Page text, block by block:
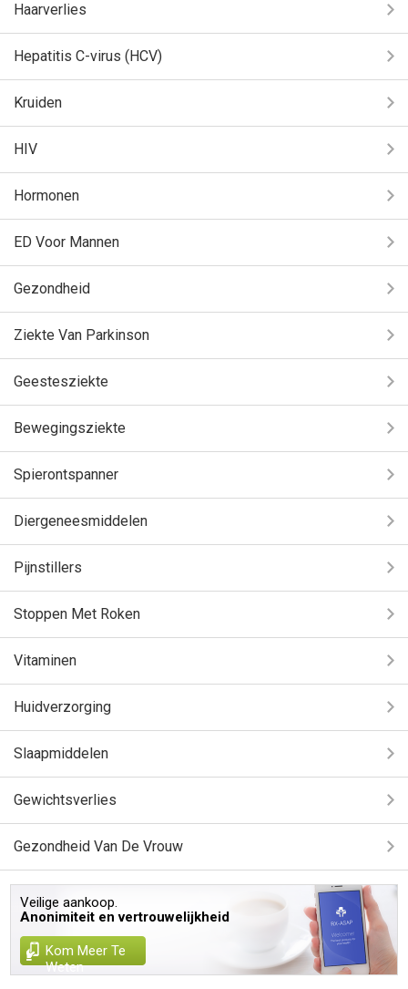
Haarverlies
Hepatitis C-virus (HCV)
Kruiden
HIV
Hormonen
ED Voor Mannen
Gezondheid
Ziekte Van Parkinson
Geestesziekte
Bewegingsziekte
Spierontspanner
Diergeneesmiddelen
Pijnstillers
Stoppen Met Roken
Vitaminen
Huidverzorging
Slaapmiddelen
Gewichtsverlies
Gezondheid Van De Vrouw
Veilige aankoop.
Anonimiteit en vertrouwelijkheid
Kom Meer Te
Weten